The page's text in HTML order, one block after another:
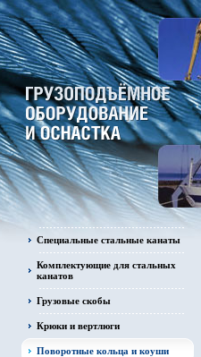
Специальные стальные канаты
Комплектующие для стальных
канатов
Грузовые скобы
Крюки и вертлюги
Поворотные кольца и коуши